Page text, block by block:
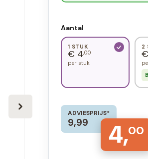
Aantal
1 STUK
€ 4,00
per stuk
2
ADVIESPRIJS*
9,99 4,00